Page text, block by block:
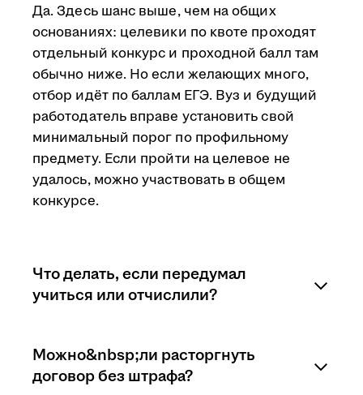
Да. Здесь шанс выше, чем на общих
основаниях: целевики по квоте проходят
отдельный конкурс и проходной балл там
обычно ниже. Но если желающих много,
отбор идёт по баллам ЕГЭ. Вуз и будущий
работодатель вправе установить свой
минимальный порог по профильному
предмету. Если пройти на целевое не
удалось, можно участвовать в общем
конкурсе.
Что делать, если передумал
учиться или отчислили?
этапе учащийся расторгает договор.
Перевод на другую специальность,
Можно&nbsp;ли расторгнуть
договор без штрафа?